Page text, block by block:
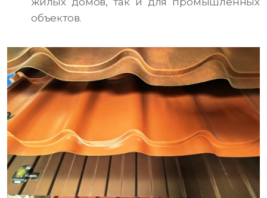
объектов.